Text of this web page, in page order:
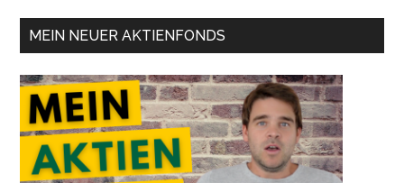
MEIN NEUER AKTIENFONDS